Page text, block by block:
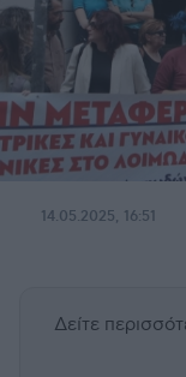
14.05.2025, 16:51
Δείτε